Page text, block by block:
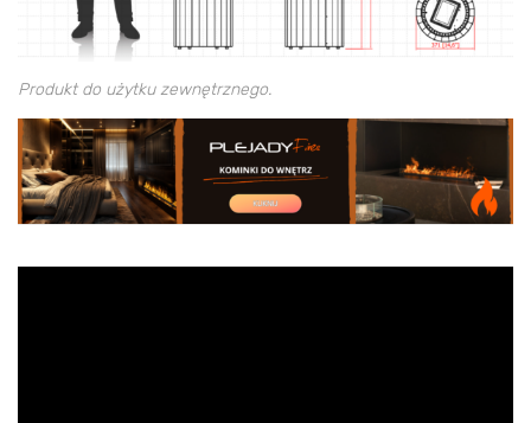
Produkt do użytku zewnętrznego.